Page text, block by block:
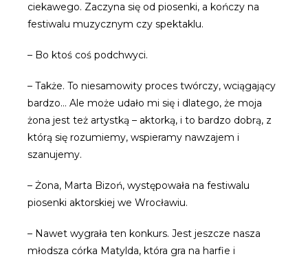
ciekawego. Zaczyna się od piosenki, a kończy na
festiwalu muzycznym czy spektaklu.
– Bo ktoś coś podchwyci.
– Także. To niesamowity proces twórczy, wciągający
bardzo… Ale może udało mi się i dlatego, że moja
żona jest też artystką – aktorką, i to bardzo dobrą, z
którą się rozumiemy, wspieramy nawzajem i
szanujemy.
– Żona, Marta Bizoń, występowała na festiwalu
piosenki aktorskiej we Wrocławiu.
– Nawet wygrała ten konkurs. Jest jeszcze nasza
młodsza córka Matylda, która gra na harfie i